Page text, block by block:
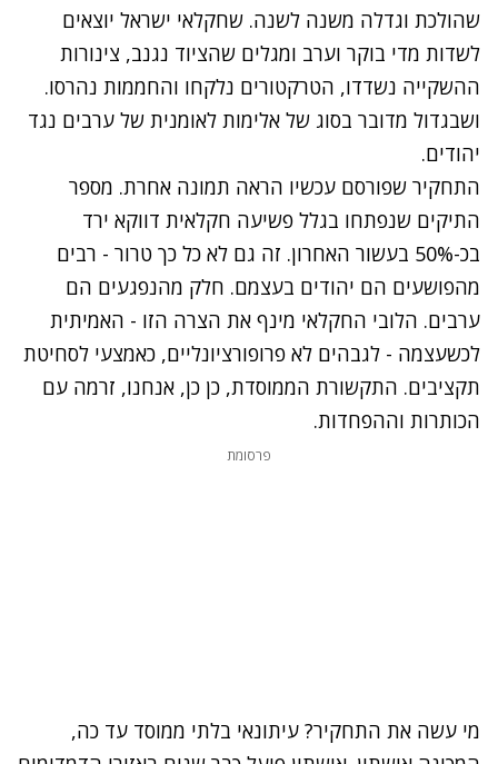
שהולכת וגדלה משנה לשנה. שחקלאי ישראל יוצאים
לשדות מדי בוקר וערב ומגלים שהציוד נגנב, צינורות
ההשקייה נשדדו, הטרקטורים נלקחו והחממות נהרסו.
ושבגדול מדובר בסוג של אלימות לאומנית של ערבים נגד
יהודים.
התחקיר שפורסם עכשיו הראה תמונה אחרת. מספר
התיקים שנפתחו בגלל פשיעה חקלאית דווקא ירד
בכ-50% בעשור האחרון. זה גם לא כל כך טרור - רבים
מהפושעים הם יהודים בעצמם. חלק מהנפגעים הם
ערבים. הלובי החקלאי מינף את הצרה הזו - האמיתית
לכשעצמה - לגבהים לא פרופורציונליים, כאמצעי לסחיטת
תקציבים. התקשורת הממוסדת, כן כן, אנחנו, זרמה עם
הכותרות וההפחדות.
פרסומת
מי עשה את התחקיר? עיתונאי בלתי ממוסד עד כה,